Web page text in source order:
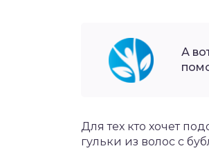
А
Для тех кто хочет
гульки из волос с